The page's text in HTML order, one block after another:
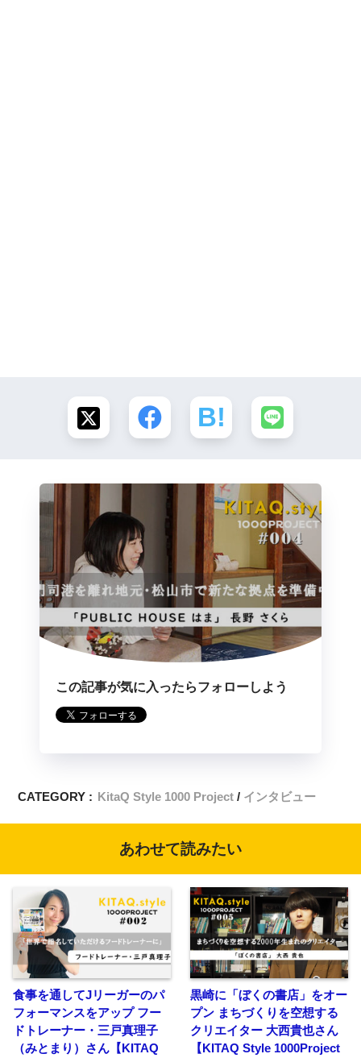
この記事が気に入ったらフォローしよう
CATEGORY : KitaQ Style 1000 Project インタビュー
あわせて読みたい
食事を通してJリーガーのパ
フォーマンスをアップ フー
ドトレーナー・三戸真理子
（みとまり）さん【KITAQ
黒崎に「ぼくの書店」をオー
プン まちづくりを空想する
クリエイター 大西貴也さん
【KITAQ Style 1000Project